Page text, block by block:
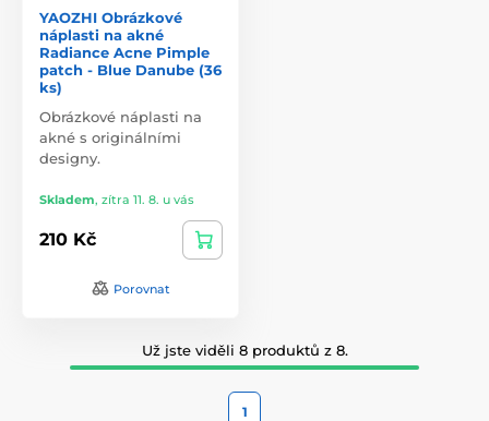
YAOZHI Obrázkové
náplasti na akné
Radiance Acne Pimple
patch - Blue Danube (36
ks)
Obrázkové náplasti na
akné s originálními
designy.
Skladem, zítra 11. 8. u vás
210 Kč
Porovnat
Už jste viděli 8 produktů z 8.
1